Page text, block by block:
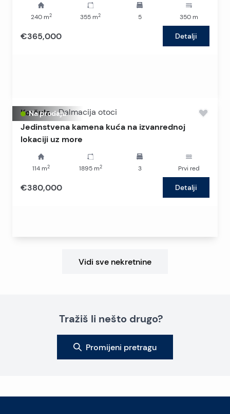
240m2 355 m2 5 350 m
€365,000 Detalji
Na prodaju
Korčula - Dalmacija otoci
Jedinstvena kamena kuća na izvanrednoj
lokaciji uz more
114 m2 1895m2 3 Prvi red
€380,000 Detalji
Vidi sve nekretnine
Tražiš li nešto drugo?
Promijeni pretragu